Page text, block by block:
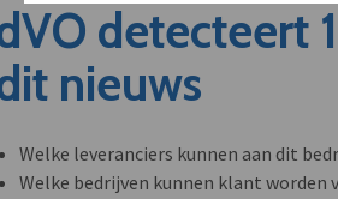
detecteert
nieuws
Welke leveranciers kunnen aan dit
Welke bedrijven kunnen klant worden